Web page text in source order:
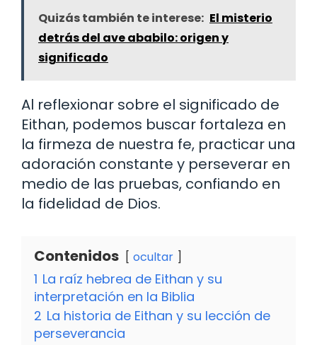
Quizás también te interese: El misterio
detrás del ave ababilo: origen y
significado
Al reflexionar sobre el significado de
Eithan, podemos buscar fortaleza en
la firmeza de nuestra fe, practicar una
adoración constante y perseverar en
medio de las pruebas, confiando en
la fidelidad de Dios.
Contenidos ocultar
1 La raíz hebrea de Eithan y su
interpretación en la Biblia
2 La historia de Eithan y su lección de
perseverancia